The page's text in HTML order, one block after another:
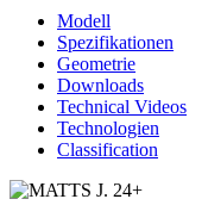
Modell
Spezifikationen
Geometrie
Downloads
Technical Videos
Technologien
Classification